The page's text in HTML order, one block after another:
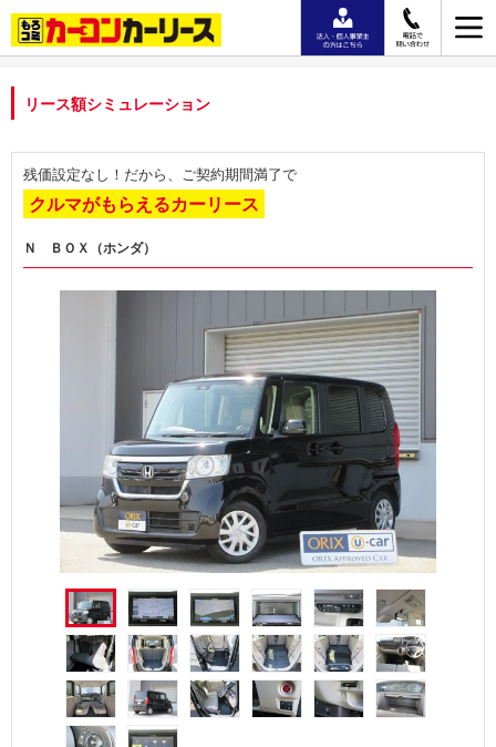
リース額シミュレーション
残価設定なし！だから、ご契約期間満了で
クルマがもらえるカーリース
Ｎ ＢＯＸ（ホンダ）